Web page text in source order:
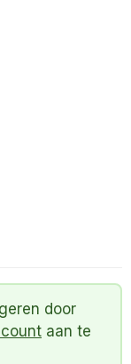
door
aan te